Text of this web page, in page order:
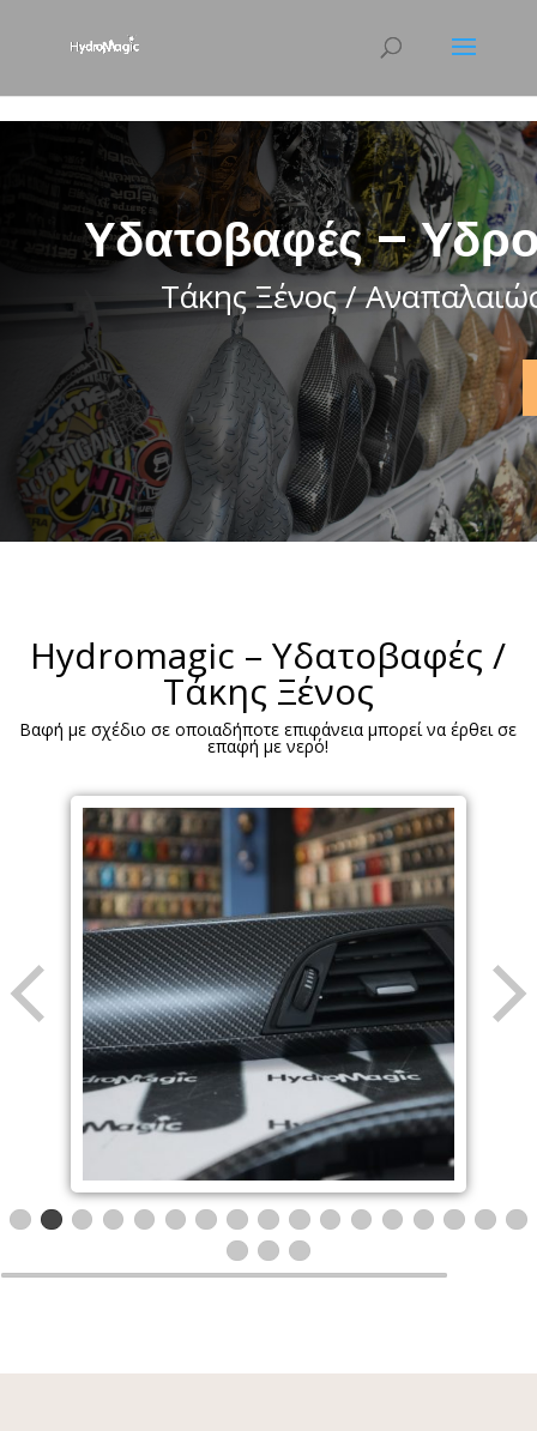
Υδατοβαφές –
Τάκης Ξένος /
Hydromagic – Υδατοβαφές /
Τάκης Ξένος
Βαφή με σχέδιο σε οποιαδήποτε επιφάνεια μπορεί να έρθει σε
επαφή με νερό!